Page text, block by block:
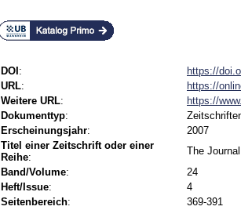
DOI :
https://
URL:
https://
Weitere URL:
https://
Dokumenttyp:
Erscheinungsjahr:
2007
Titel einer Zeitschrift oder einer
Reihe:
The
Band/Volume:
24
Heft/Issue:
4
Seitenbereich:
369-391